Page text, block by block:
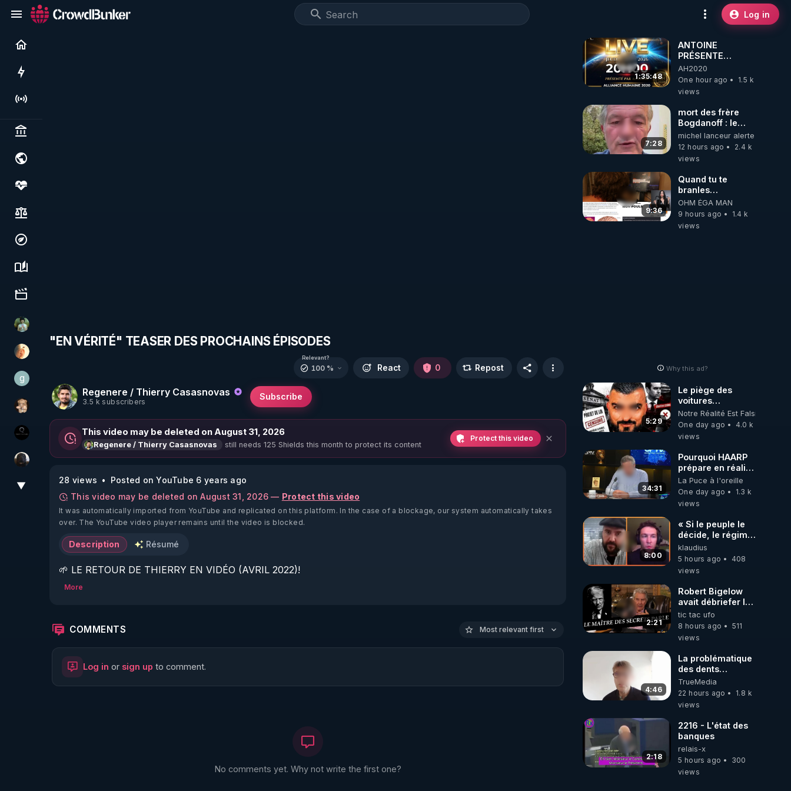
Log in
Live
Politics & institutions
Society, justice & freedoms
Economy, environment & technology
Science, history & spirituality
Culture, media & entertainment
Sonmi-877
La Puce à l'oreille
ggilo59
DataCenter
La vérité
TrueMedia
▼
"EN VÉRITÉ" TEASER DES PROCHAINS ÉPISODES
Regenere / Thierry Casasnovas
3.5 k subscribers
Subscribe
Relevant?
100 % React 0 Repost
This video may be deleted on August 31, 2026
Regenere / Thierry Casasnovas still needs 125 Shields this month to protect its content
Protect this video
28 views
Posted on YouTube 6 years ago
This video may be deleted on August 31, 2026 — Protect this video
It was automatically imported from YouTube and replicated on this platform. In the case of a blockage, our system automatically takes
over. The YouTube video player remains until the video is blocked.
Description Résumé
🌱 LE RETOUR DE THIERRY EN VIDÉO (AVRIL 2022)!
🌱 LE MAGAZINE RÉGÉNÈRE
http://rgnr.li/ymag
More
COMMENTS Most relevant first
Log in or sign up to comment.
No comments yet. Why not write the first one?
1:35:48
ANTOINE
PRÉSENTE
AH2020 LE LIVE
20H ***DU
06/08/2026***
AH2020
One hour ago
1.5 k
views
7:28
mort des frère
Bogdanoff : le
mensonge d état
michel lanceur alerte
12 hours ago
2.4 k
views
9:36
Quand tu te
branles
bonhomme tu
émets des ondes
ils ont juste omis
OHM ÉGA MAN
9 hours ago
1.4 k
views
Why this ad?
5:29
Le piège des
voitures
électriques se
referme sur les
usagers !
Notre Réalité Est Falsifiée Et
One day ago
4.0 k
views
34:31
Pourquoi HAARP
prépare en réalité
un CHAOS
climatique, on
répond
La Puce à l'oreille
One day ago
1.3 k
views
8:00
« Si le peuple le
décide, le régime
peut tomber
demain ! »
klaudius
5 hours ago
408
views
2:21
Robert Bigelow
avait débriefer le
pédophile
génocidaire de
donald j trump
tic tac ufo
8 hours ago
511
views
4:46
La problématique
des dents
dévitalisées et
des implants
TrueMedia
22 hours ago
1.8 k
views
2:18
2216 - L'état des
banques
relais-x
5 hours ago
300
views